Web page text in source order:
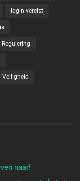
login-vereist
Regulering
Veiligheid
naar!